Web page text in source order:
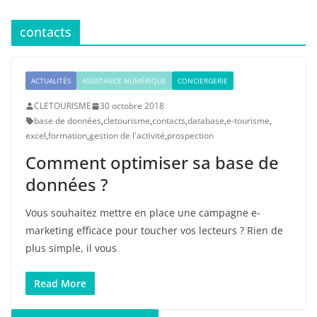
contacts
ACTUALITÉS ASSISTANCE NUMÉRIQUE CONCIERGERIE
CLETOURISME
30 octobre 2018
base de données,cletourisme,contacts,database,e-tourisme,
excel,formation,gestion de l'activité,prospection
Comment optimiser sa base de
données ?
Vous souhaitez mettre en place une campagne e-
marketing efficace pour toucher vos lecteurs ? Rien de
plus simple, il vous
Read More